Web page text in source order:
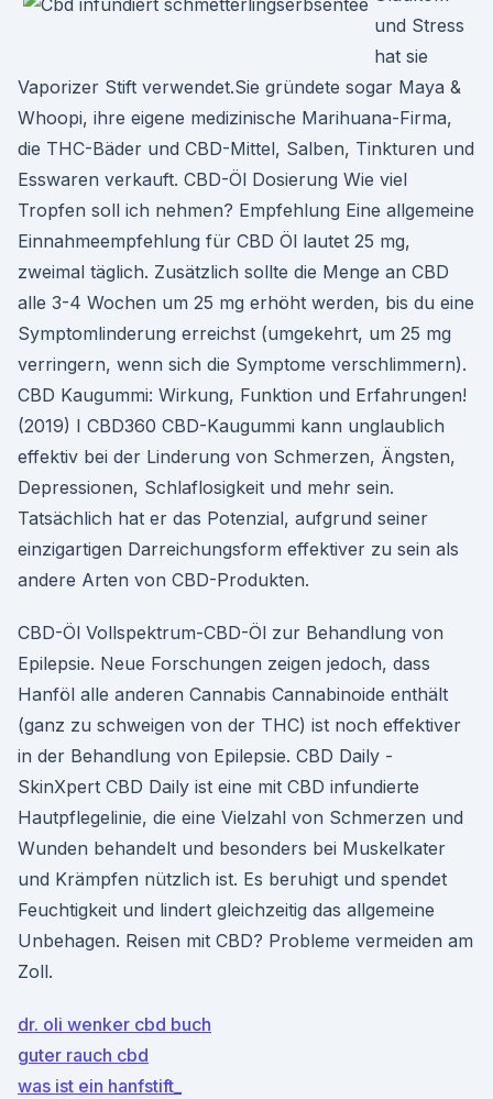
und Stress
hat sie
Vaporizer Stift verwendet.Sie gründete sogar Maya &
Whoopi, ihre eigene medizinische Marihuana-Firma,
die THC-Bäder und CBD-Mittel, Salben, Tinkturen und
Esswaren verkauft. CBD-Öl Dosierung Wie viel
Tropfen soll ich nehmen? Empfehlung Eine allgemeine
Einnahmeempfehlung für CBD Öl lautet 25 mg,
zweimal täglich. Zusätzlich sollte die Menge an CBD
alle 3-4 Wochen um 25 mg erhöht werden, bis du eine
Symptomlinderung erreichst (umgekehrt, um 25 mg
verringern, wenn sich die Symptome verschlimmern).
CBD Kaugummi: Wirkung, Funktion und Erfahrungen!
(2019) I CBD360 CBD-Kaugummi kann unglaublich
effektiv bei der Linderung von Schmerzen, Ängsten,
Depressionen, Schlaflosigkeit und mehr sein.
Tatsächlich hat er das Potenzial, aufgrund seiner
einzigartigen Darreichungsform effektiver zu sein als
andere Arten von CBD-Produkten.
CBD-Öl Vollspektrum-CBD-Öl zur Behandlung von
Epilepsie. Neue Forschungen zeigen jedoch, dass
Hanföl alle anderen Cannabis Cannabinoide enthält
(ganz zu schweigen von der THC) ist noch effektiver
in der Behandlung von Epilepsie. CBD Daily -
SkinXpert CBD Daily ist eine mit CBD infundierte
Hautpflegelinie, die eine Vielzahl von Schmerzen und
Wunden behandelt und besonders bei Muskelkater
und Krämpfen nützlich ist. Es beruhigt und spendet
Feuchtigkeit und lindert gleichzeitig das allgemeine
Unbehagen. Reisen mit CBD? Probleme vermeiden am
Zoll.
dr. oli wenker cbd buch
guter rauch cbd
was ist ein hanfstift_